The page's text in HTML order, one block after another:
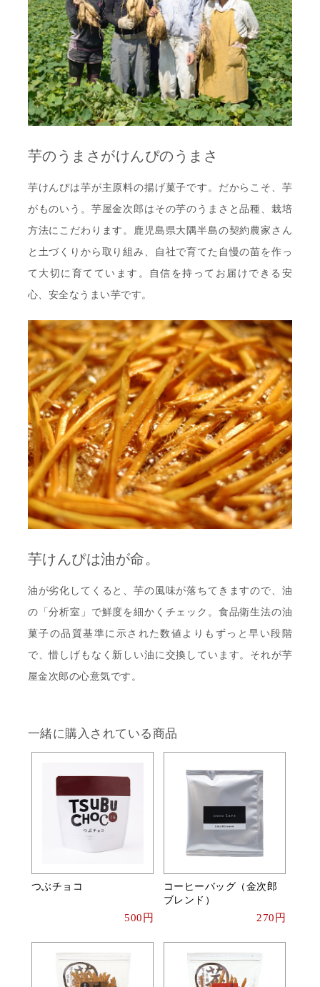
芋のうまさがけんぴのうまさ
芋けんぴは芋が主原料の揚げ菓子です。だからこそ、芋
がものいう。芋屋金次郎はその芋のうまさと品種、栽培
方法にこだわります。鹿児島県大隅半島の契約農家さん
と土づくりから取り組み、自社で育てた自慢の苗を作っ
て大切に育てています。自信を持ってお届けできる安
心、安全なうまい芋です。
芋けんぴは油が命。
油が劣化してくると、芋の風味が落ちてきますので、油
の「分析室」で鮮度を細かくチェック。食品衛生法の油
菓子の品質基準に示された数値よりもずっと早い段階
で、惜しげもなく新しい油に交換しています。それが芋
屋金次郎の心意気です。
一緒に購入されている商品
つぶチョコ
500円
コーヒーバッグ（金次郎
ブレンド）
270円